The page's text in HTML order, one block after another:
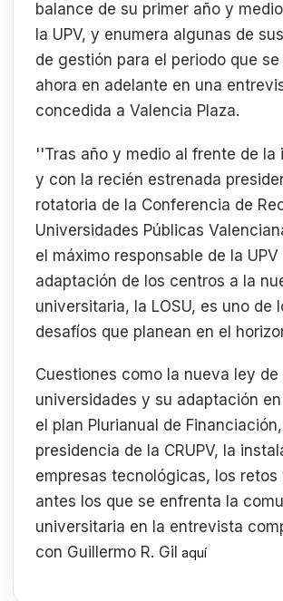
balance de su primer año y
la UPV, y enumera algunas de
de gestión para el periodo que se
ahora en adelante en una
concedida a Valencia Plaza.
''Tras año y medio al frente de la
y con la recién estrenada
rotatoria de la Conferencia de
Universidades Públicas
el máximo responsable de la
adaptación de los centros a la
universitaria, la LOSU, es uno de
desafíos que planean en el
Cuestiones como la nueva ley de
universidades y su adaptación
el plan Plurianual de
presidencia de la CRUPV, la
empresas tecnológicas, los retos
antes los que se enfrenta la
universitaria en la entrevista
con Guillermo R. Gil aquí